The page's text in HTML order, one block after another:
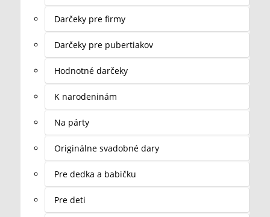
Darčeky pre firmy
Darčeky pre pubertiakov
Hodnotné darčeky
K narodeninám
Na párty
Originálne svadobné dary
Pre dedka a babičku
Pre deti